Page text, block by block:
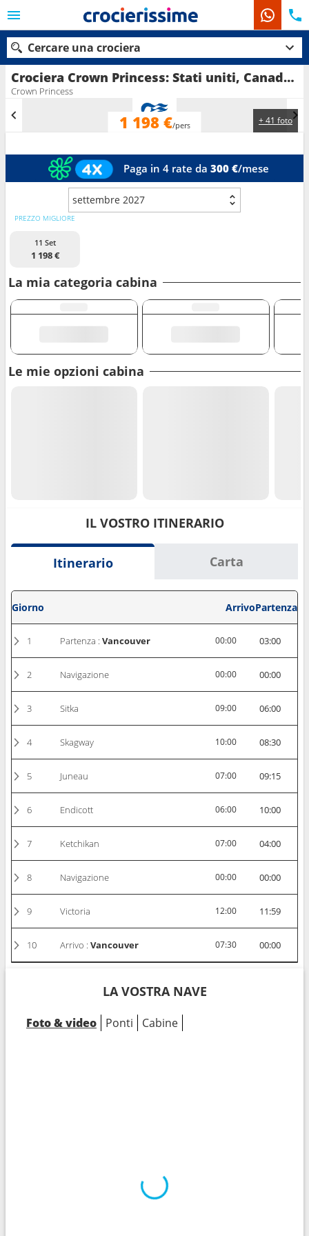
Crociera Crown Princess: Stati uniti, Canada in partenza da Vancouver
Crown Princess
+ 41 foto
1 198 €/pers
Paga in 4 rate da 300 €/mese
settembre 2027
PREZZO MIGLIORE
11 Set
1 198 €
La mia categoria cabina
Le mie opzioni cabina
IL VOSTRO ITINERARIO
Itinerario Carta
Giorno ArrivoPartenza
1 Partenza :Vancouver 00:00 03:00
2 Navigazione 00:00 00:00
3 Sitka 09:00 06:00
4 Skagway 10:00 08:30
5 Juneau 07:00 09:15
6 Endicott 06:00 10:00
7 Ketchikan 07:00 04:00
8 Navigazione 00:00 00:00
9 Victoria 12:00 11:59
10 Arrivo :Vancouver 07:30 00:00
LA VOSTRA NAVE
Foto & video Ponti Cabine
Cercare una crociera
Le nostre destinazioni
Mesi di partenza
Porti Compagnie